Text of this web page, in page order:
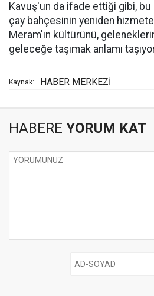
Kavuş'un da ifade ettiği gibi, bu
çay bahçesinin yeniden
Meram'ın kültürünü,
geleceğe taşımak anlamı
Kaynak: HABER MERKEZİ
HABERE YORUM KAT